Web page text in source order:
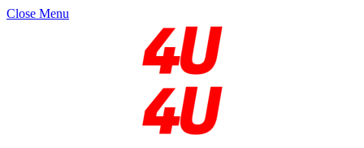
Close Menu